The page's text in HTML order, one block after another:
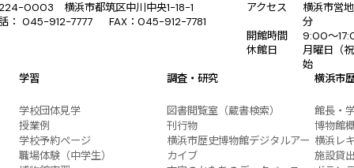
0003 横浜市都筑区中川中央1-18-1
： 045-912-7777 FAX：045-912-7781
アクセス
横浜市営
分
開館時間
9:00〜
休館日
月曜日（
始
学習
学校団体見学
授業例
学校予約ページ
職場体験（中学生）
調査・研究
図書閲覧室（蔵書検索）
刊行物
横浜市歴史博物館デジタルアー
カイブ
横浜市
館長・
博物館
横浜レ
施設貸